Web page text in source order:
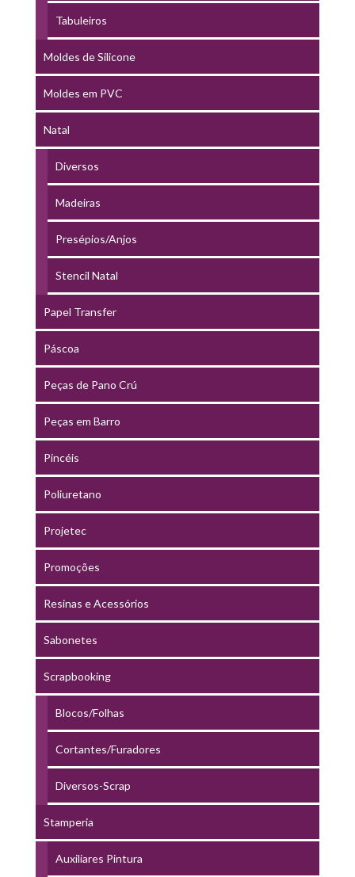
Tabuleiros
Moldes de Silicone
Moldes em PVC
Natal
Diversos
Madeiras
Presépios/Anjos
Stencil Natal
Papel Transfer
Páscoa
Peças de Pano Crú
Peças em Barro
Pincéis
Poliuretano
Projetec
Promoções
Resinas e Acessórios
Sabonetes
Scrapbooking
Blocos/Folhas
Cortantes/Furadores
Diversos-Scrap
Stamperia
Auxiliares Pintura